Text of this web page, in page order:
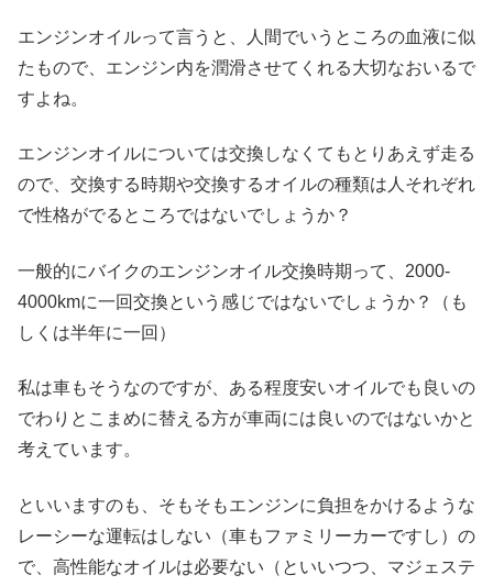
エンジンオイルって言うと、人間でいうところの血液に似
たもので、エンジン内を潤滑させてくれる大切なおいるで
すよね。
エンジンオイルについては交換しなくてもとりあえず走る
ので、交換する時期や交換するオイルの種類は人それぞれ
で性格がでるところではないでしょうか？
一般的にバイクのエンジンオイル交換時期って、2000-
4000kmに一回交換という感じではないでしょうか？（も
しくは半年に一回）
私は車もそうなのですが、ある程度安いオイルでも良いの
でわりとこまめに替える方が車両には良いのではないかと
考えています。
といいますのも、そもそもエンジンに負担をかけるような
レーシーな運転はしない（車もファミリーカーですし）の
で、高性能なオイルは必要ない（といいつつ、マジェステ